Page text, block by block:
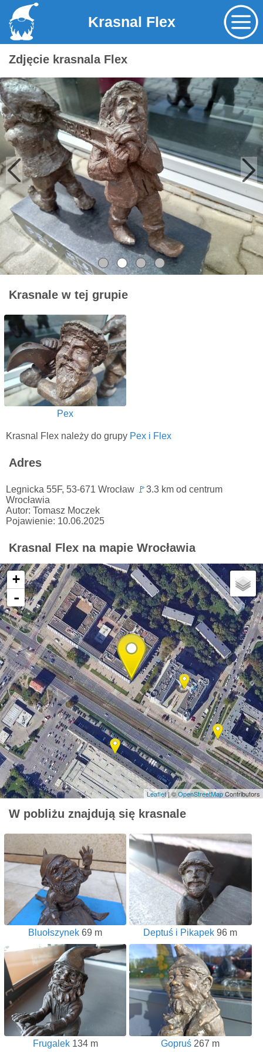
Krasnal Flex
Zdjęcie krasnala Flex
Krasnale w tej grupie
Pex
Krasnal Flex należy do grupy Pex i Flex
Adres
Legnicka 55F, 53-671 Wrocław 🚩3.3 km od centrum
Wrocławia
Autor: Tomasz Moczek
Pojawienie: 10.06.2025
Krasnal Flex na mapie Wrocławia
+
-
Leaflet| ©OpenStreetMapContributors
W pobliżu znajdują się krasnale
Bluołszynek 69 m Deptuś i Pikapek 96 m
Frugalek134 m Gopruś 267 m